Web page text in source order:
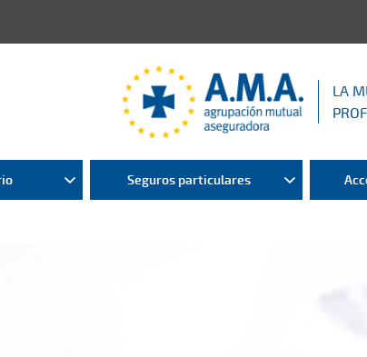
LA
Seguros particulares